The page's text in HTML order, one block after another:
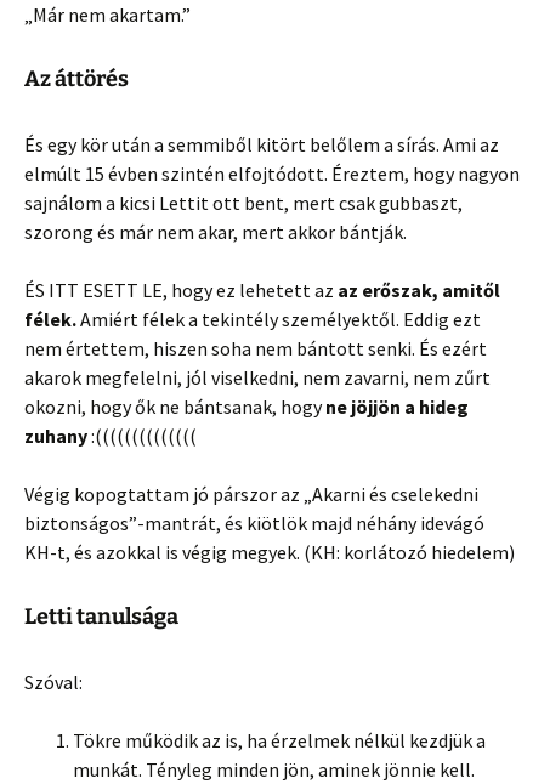
„Már nem akartam.”
Az áttörés
És egy kör után a semmiből kitört belőlem a sírás. Ami az
elmúlt 15 évben szintén elfojtódott. Éreztem, hogy nagyon
sajnálom a kicsi Lettit ott bent, mert csak gubbaszt,
szorong és már nem akar, mert akkor bántják.
ÉS ITT ESETT LE, hogy ez lehetett az az erőszak, amitől
félek.Amiért félek a tekintély személyektől. Eddig ezt
nem értettem, hiszen soha nem bántott senki. És ezért
akarok megfelelni, jól viselkedni, nem zavarni, nem zűrt
okozni, hogy ők ne bántsanak, hogyne jöjjön a hideg
zuhany:((((((((((((((
Végig kopogtattam jó párszor az „Akarni és cselekedni
biztonságos”-mantrát, és kiötlök majd néhány idevágó
KH-t, és azokkal is végig megyek. (KH: korlátozó hiedelem)
Letti tanulsága
Szóval:
Tökre működik az is, ha érzelmek nélkül kezdjük a
munkát. Tényleg minden jön, aminek jönnie kell.